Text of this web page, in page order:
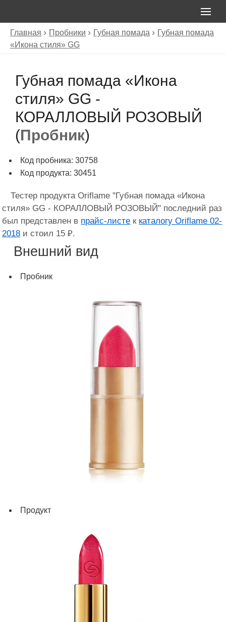
Главная Пробники Губная помада
Губная помада
«Икона стиля» GG
Губная помада «Икона
стиля» GG -
КОРАЛЛОВЫЙ РОЗОВЫЙ
(Пробник)
Код пробника: 30758
Код продукта: 30451
Тестер продукта Oriflame "Губная помада «Икона
стиля» GG - КОРАЛЛОВЫЙ РОЗОВЫЙ" последний раз
был представлен в прайс-листе к каталогу Oriflame 02-
2018 и стоил 15 ₽.
Внешний вид
Пробник
Продукт